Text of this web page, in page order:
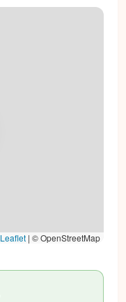
Leaflet | © OpenStreetMap